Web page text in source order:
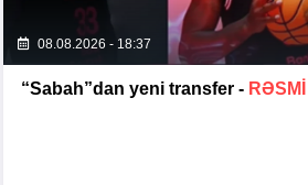
08.08.2026 - 18:37
“Sabah”dan yeni transfer - RƏSMİ